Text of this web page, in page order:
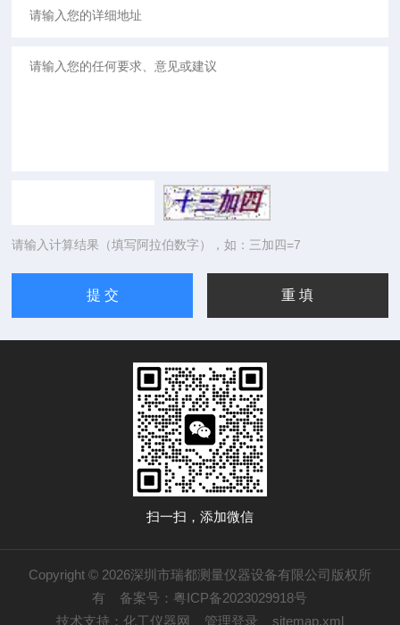
请输入计算结果（填写阿拉伯数字），如：三加四=7
扫一扫，添加微信
Copyright © 2026深圳市瑞都测量仪器设备有限公司版权所
有 备案号：粤ICP备2023029918号
技术支持： 化工仪器网 管理登录 sitemap.xml